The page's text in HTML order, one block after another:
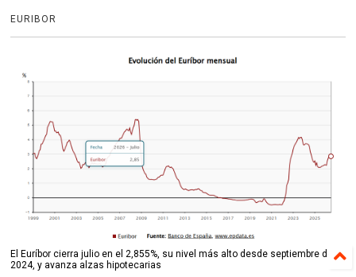
EURIBOR
El Euríbor cierra julio en el 2,855%, su nivel más alto desde septiembre de
2024, y avanza alzas hipotecarias